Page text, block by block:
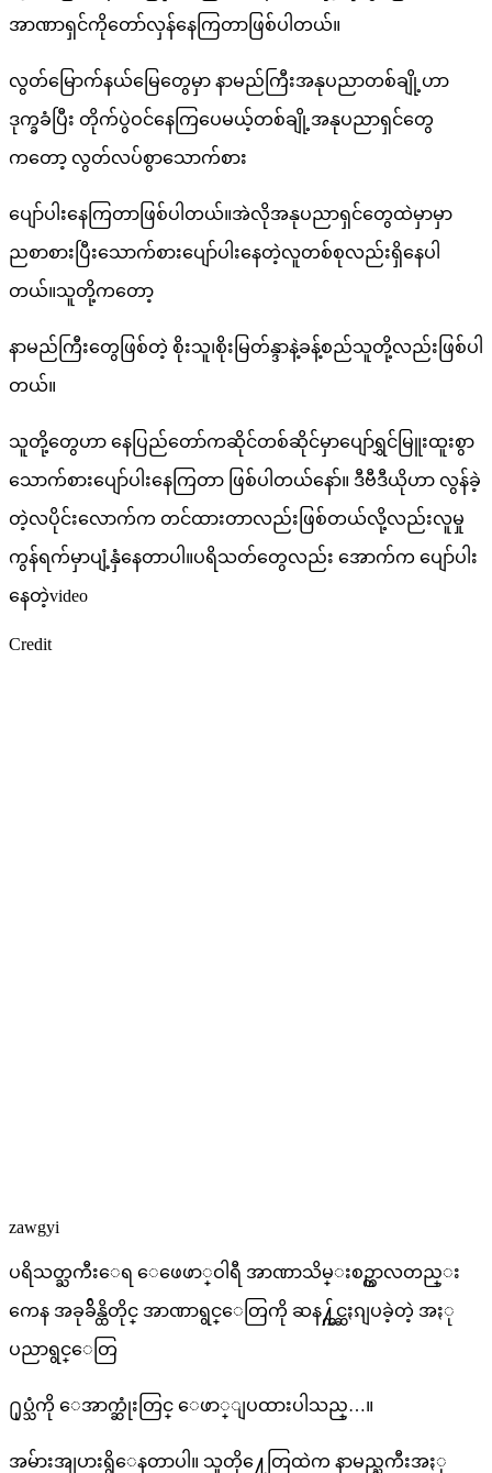
အာဏာရှင်ကိုတော်လှန်နေကြတာဖြစ်ပါတယ်။
လွတ်မြောက်နယ်မြေတွေမှာ နာမည်ကြီးအနုပညာတစ်ချို့ဟာ
ဒုက္ခခံပြီး တိုက်ပွဲဝင်နေကြပေမယ့်တစ်ချို့အနုပညာရှင်တွေ
ကတော့ လွတ်လပ်စွာသောက်စား
ပျော်ပါးနေကြတာဖြစ်ပါတယ်။အဲလိုအနုပညာရှင်တွေထဲမှာမှာ
ညစာစားပြီးသောက်စားပျော်ပါးနေတဲ့လူတစ်စုလည်းရှိနေပါ
တယ်။သူတို့ကတော့
နာမည်ကြီးတွေဖြစ်တဲ့ စိုးသူ၊စိုးမြတ်န္ဒာနဲ့ခန့်စည်သူတို့လည်းဖြစ်ပါ
တယ်။
သူတို့တွေဟာ နေပြည်တော်ကဆိုင်တစ်ဆိုင်မှာပျော်ရွှင်မြူးထူးစွာ
သောက်စားပျော်ပါးနေကြတာ ဖြစ်ပါတယ်နော်။ ဒီဗီဒီယိုဟာ လွန်ခဲ့
တဲ့လပိုင်းလောက်က တင်ထားတာလည်းဖြစ်တယ်လို့လည်းလူမှု
ကွန်ရက်မှာပျံ့နှံနေတာပါ။ပရိသတ်တွေလည်း အောက်က ပျော်ပါး
နေတဲ့video
Credit
zawgyi
ပရိသတ္ႀကီးေရ ေဖေဖာ္ဝါရီ အာဏာသိမ္းစဥ္ကာလတည္း
ကေန အခုခ်ိန္ထိတိုင္ အာဏာရွင္ေတြကို ဆန႔္က်င္ဆႏၵျပခဲ့တဲ့ အႏု
ပညာရွင္ေတြ
႐ုပ္သံကို ေအာက္ဆုံးတြင္ ေဖာ္ျပထားပါသည္…။
အမ်ားအျပားရွိေနတာပါ။ သူတို႔ေတြထဲက နာမည္ႀကီးအႏု